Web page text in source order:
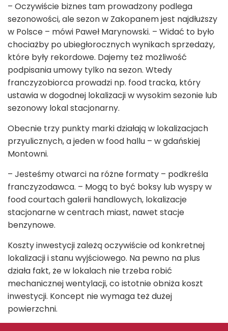
– Oczywiście biznes tam prowadzony podlega
sezonowości, ale sezon w Zakopanem jest najdłuższy
w Polsce – mówi Paweł Marynowski. – Widać to było
chociażby po ubiegłorocznych wynikach sprzedaży,
które były rekordowe. Dajemy też możliwość
podpisania umowy tylko na sezon. Wtedy
franczyzobiorca prowadzi np. food tracka, który
ustawia w dogodnej lokalizacji w wysokim sezonie lub
sezonowy lokal stacjonarny.
Obecnie trzy punkty marki działają w lokalizacjach
przyulicznych, a jeden w food hallu – w gdańskiej
Montowni.
– Jesteśmy otwarci na różne formaty – podkreśla
franczyzodawca. – Mogą to być boksy lub wyspy w
food courtach galerii handlowych, lokalizacje
stacjonarne w centrach miast, nawet stacje
benzynowe.
Koszty inwestycji zależą oczywiście od konkretnej
lokalizacji i stanu wyjściowego. Na pewno na plus
działa fakt, że w lokalach nie trzeba robić
mechanicznej wentylacji, co istotnie obniża koszt
inwestycji. Koncept nie wymaga też dużej
powierzchni.